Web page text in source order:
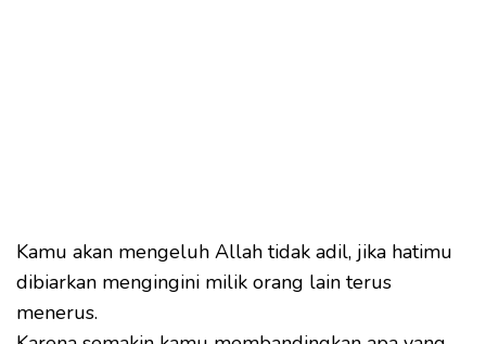
Kamu akan mengeluh Allah tidak adil, jika hatimu
dibiarkan mengingini milik orang lain terus
menerus.